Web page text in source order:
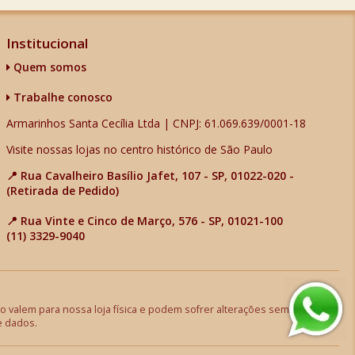
Institucional
Quem somos
Trabalhe conosco
Armarinhos Santa Cecília Ltda | CNPJ: 61.069.639/0001-18
Visite nossas lojas no centro histórico de São Paulo
📍 Rua Cavalheiro Basílio Jafet, 107 - SP, 01022-020 -
(Retirada de Pedido)
📍 Rua Vinte e Cinco de Março, 576 - SP, 01021-100
(11) 3329-9040
para nossa loja física e podem sofrer alterações sem aviso
dados.